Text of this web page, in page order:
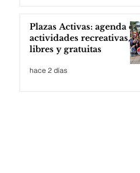
Plazas Activas: agenda de
actividades recreativas,
libres y gratuitas
hace 2 días